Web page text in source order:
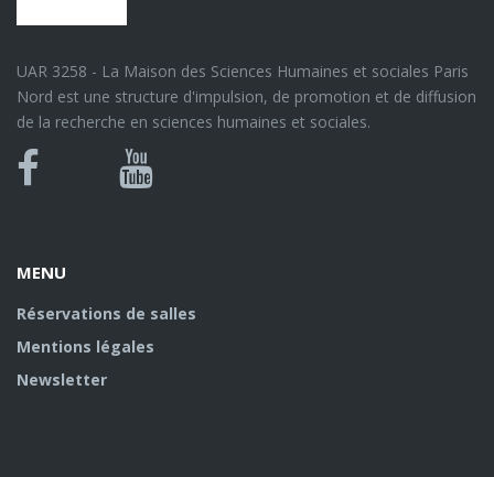
UAR 3258 - La Maison des Sciences Humaines et sociales Paris
Nord est une structure d'impulsion, de promotion et de diffusion
de la recherche en sciences humaines et sociales.
Bluesky
Canal
MENU
Réservations de salles
Mentions légales
Newsletter